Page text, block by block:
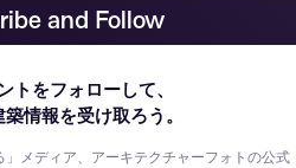
and Follow
トをフォローして、
情報を受け取ろう。
」メディア、アーキテクチャーフォトの公式